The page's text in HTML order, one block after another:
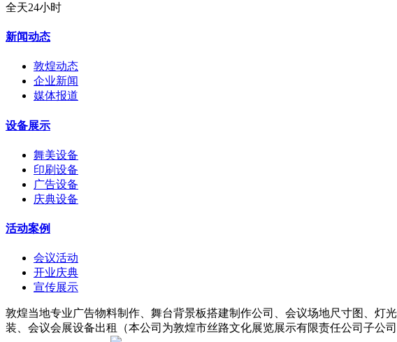
全天24小时
新闻动态
敦煌动态
企业新闻
媒体报道
设备展示
舞美设备
印刷设备
广告设备
庆典设备
活动案例
会议活动
开业庆典
宣传展示
敦煌当地专业广告物料制作、舞台背景板搭建制作公司、会议场地尺寸图、
装、会议会展设备出租（本公司为敦煌市丝路文化展览展示有限责任公司子公